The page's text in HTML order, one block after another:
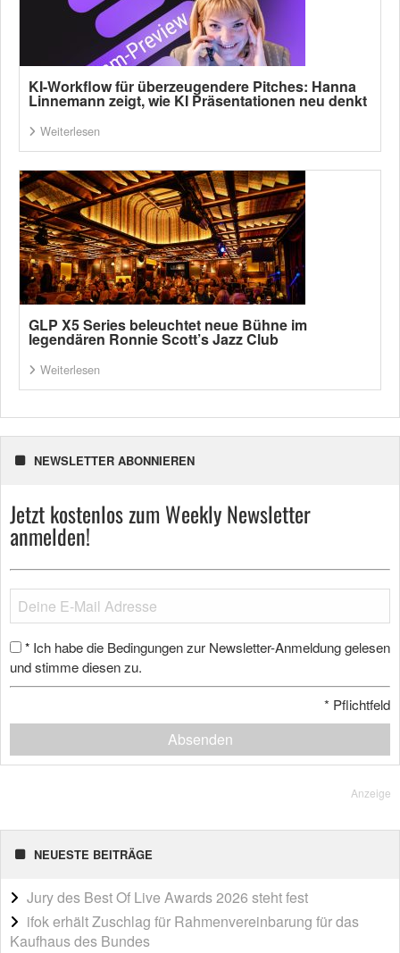
KI-Workflow für überzeugendere Pitches: Hanna
Linnemann zeigt, wie KI Präsentationen neu denkt
Weiterlesen
GLP X5 Series beleuchtet neue Bühne im
legendären Ronnie Scott’s Jazz Club
Weiterlesen
NEWSLETTER ABONNIEREN
Jetzt kostenlos zum Weekly Newsletter
anmelden!
* Ich habe die Bedingungen zur Newsletter-Anmeldung gelesen
und stimme diesen zu.
* Pflichtfeld
Absenden
Anzeige
NEUESTE BEITRÄGE
Jury des Best Of Live Awards 2026 steht fest
ifok erhält Zuschlag für Rahmenvereinbarung für das
Kaufhaus des Bundes